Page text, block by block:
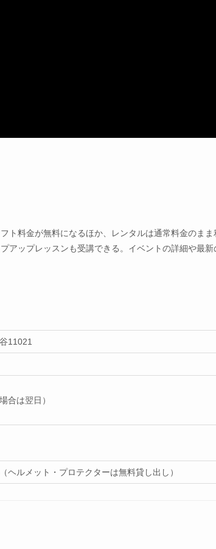
ト料金が無料になるほか、レンタルは通常料金のまま
アップレッスンも受講できる。イベントの詳細や最新
11021
合は翌日）
ヘルメット・プロテクターは無料貸し出し）